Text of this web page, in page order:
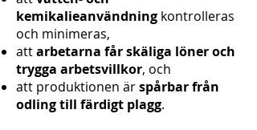
kemikalieanvändning kontrolleras
och minimeras,
attarbetarna får skäliga löner och
trygga arbetsvillkor, och
att produktionen ärspårbar från
odling till färdigt plagg.